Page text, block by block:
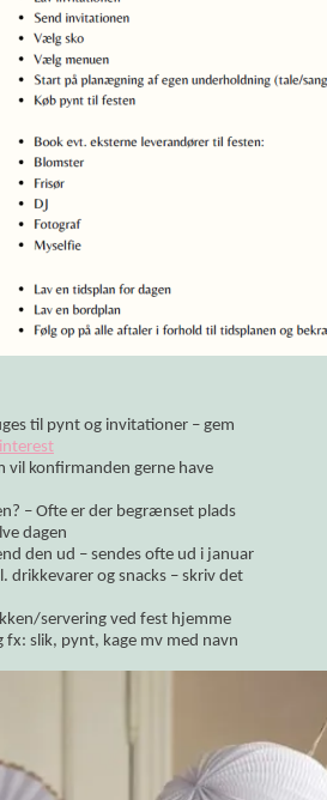
til pynt og invitationer – gem
vil konfirmanden gerne have
– Ofte er der begrænset plads
dagen
den ud – sendes ofte ud i januar
drikkevarer og snacks – skriv det
servering ved fest hjemme
fx: slik, pynt, kage mv med navn